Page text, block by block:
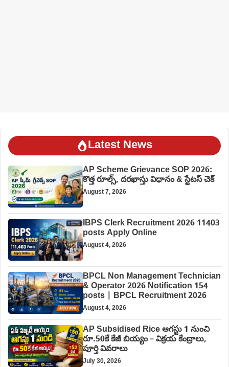
Latest News
AP Scheme Grievance SOP 2026:
కొత్త రూల్స్, దరఖాస్తు విధానం & స్టేటస్ చెక్
August 7, 2026
IBPS Clerk Recruitment 2026 11403
posts Apply Online
August 4, 2026
BPCL Non Management Technician
& Operator 2026 Notification 154
posts | BPCL Recruitment 2026
August 4, 2026
AP Subsidised Rice ఆగస్టు 1 నుంచి
రూ.50కే కేజీ బియ్యం – విక్రయ కేంద్రాలు,
పూర్తి వివరాలు
July 30, 2026